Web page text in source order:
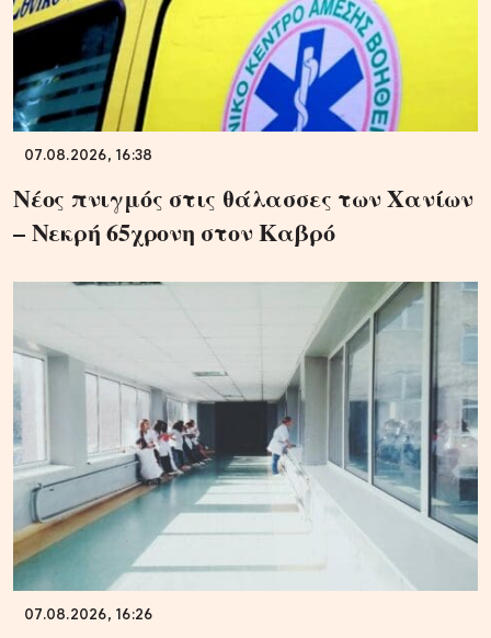
07.08.2026, 16:38
Νέος πνιγμός στις θάλασσες των Χανίων
– Νεκρή 65χρονη στον Καβρό
07.08.2026, 16:26